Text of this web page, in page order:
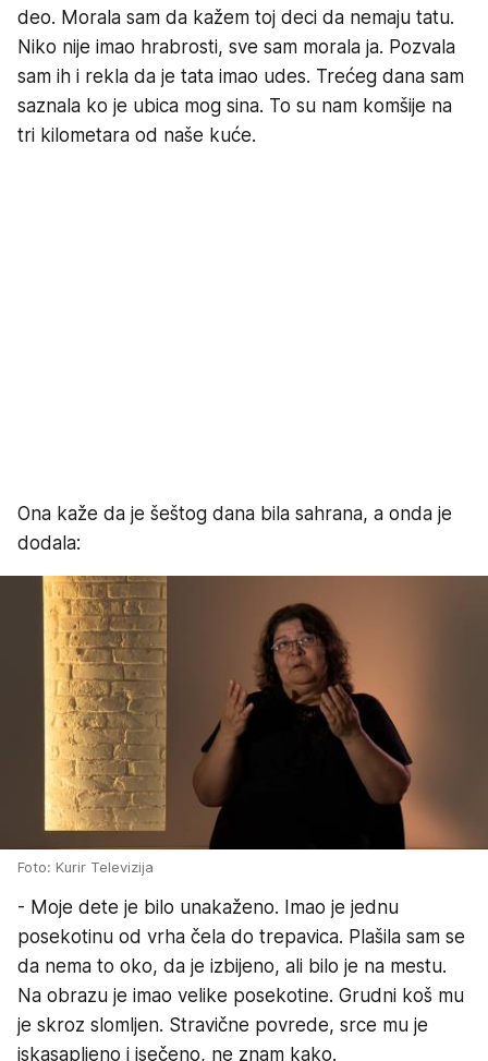
deo. Morala sam da kažem toj deci da nemaju tatu.
Niko nije imao hrabrosti, sve sam morala ja. Pozvala
sam ih i rekla da je tata imao udes. Trećeg dana sam
saznala ko je ubica mog sina. To su nam komšije na
tri kilometara od naše kuće.
Ona kaže da je šeštog dana bila sahrana, a onda je
dodala:
Foto: Kurir Televizija
- Moje dete je bilo unakaženo. Imao je jednu
posekotinu od vrha čela do trepavica. Plašila sam se
da nema to oko, da je izbijeno, ali bilo je na mestu.
Na obrazu je imao velike posekotine. Grudni koš mu
je skroz slomljen. Stravične povrede, srce mu je
iskasapljeno i isečeno, ne znam kako.